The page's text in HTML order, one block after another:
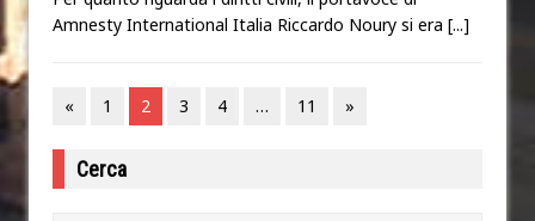
Amnesty International Italia Riccardo Noury si era [...]
« 1 2 3 4 … 11 »
Cerca